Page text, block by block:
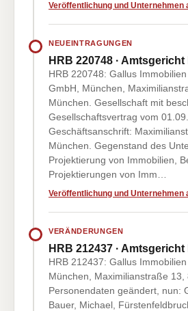
Veröffentlichung und Unternehmen
NEUEINTRAGUNGEN
HRB 220748 ·
HRB 220748: Gallus
GmbH, München,
München. Gesellschaft mit
Gesellschaftsvertrag vom
Geschäftsanschrift:
München. Gegenstand des
Projektierung von Immobilien,
Projektierungen von Imm…
Veröffentlichung und Unternehmen
VERÄNDERUNGEN
HRB 212437 ·
HRB 212437: Gallus
München, Maximilianstraße 13,
Personendaten geändert, nun:
Bauer, Michael,